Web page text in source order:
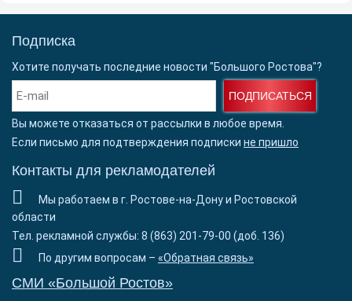
Подписка
Хотите получать последние новости "Большого Ростова"?
ПОДПИСАТЬСЯ
Вы можете отказаться от рассылки в любое время.
Если письмо для подтверждения подписки не пришло
Контакты для рекламодателей
Мы работаем в г. Ростове-на-Дону и Ростовской
области
Тел. рекламной службы: 8 (863) 201-79-00 (доб. 136)
По другим вопросам – «Обратная связь»
СМИ «Большой Ростов»